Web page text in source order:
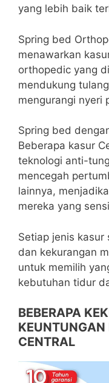
yang lebih baik
Spring bed
menawarkan
orthopedic yang
mendukung
mengurangi nyeri
Spring bed
Beberapa kasur
teknologi anti-
mencegah
lainnya,
mereka yang
Setiap jenis kasur
dan kekurangan
untuk memilih
kebutuhan tidur
BEBERAPA
KEUNTUNGAN
CENTRAL